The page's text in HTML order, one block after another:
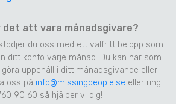
det att vara månadsgivare?
du oss med ett valfritt belopp som
ditt konto varje månad. Du kan när som
uppehåll i ditt månadsgivande eller
oss på info@missingpeople.se eller ring
90 60 så hjälper vi dig!